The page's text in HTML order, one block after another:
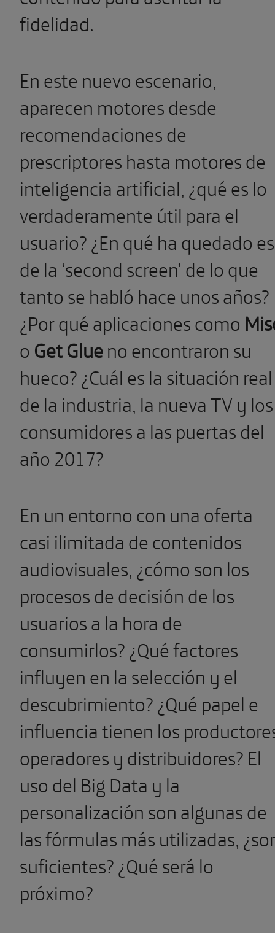
fidelidad.
En este nuevo escenario,
aparecen motores desde
recomendaciones de
prescriptores hasta motores de
inteligencia artificial, ¿qué es lo
verdaderamente útil para el
usuario? ¿En qué ha quedado
de la ‘second screen’ de lo que
tanto se habló hace unos años?
¿Por qué aplicaciones como
o Get Glueno encontraron su
hueco? ¿Cuál es la situación real
de la industria, la nueva TV y los
consumidores a las puertas del
año 2017?
En un entorno con una oferta
casi ilimitada de contenidos
audiovisuales, ¿cómo son los
procesos de decisión de los
usuarios a la hora de
consumirlos? ¿Qué factores
influyen en la selección y el
descubrimiento? ¿Qué papel e
influencia tienen los
operadores y distribuidores? El
uso del Big Data y la
personalización son algunas de
las fórmulas más utilizadas,
suficientes? ¿Qué será lo
próximo?